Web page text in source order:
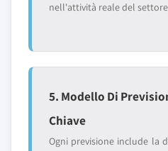
nell'attività reale del
5. Modello Di
Chiave
Ogni previsione include la